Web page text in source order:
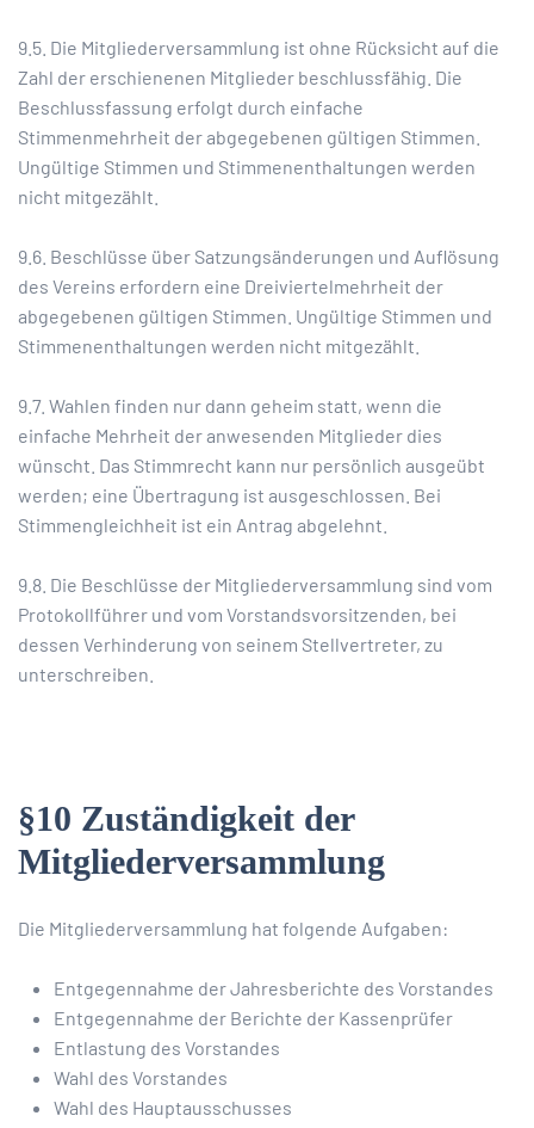
9.5. Die Mitgliederversammlung ist ohne Rücksicht auf die
Zahl der erschienenen Mitglieder beschlussfähig. Die
Beschlussfassung erfolgt durch einfache
Stimmenmehrheit der abgegebenen gültigen Stimmen.
Ungültige Stimmen und Stimmenenthaltungen werden
nicht mitgezählt.
9.6. Beschlüsse über Satzungsänderungen und Auflösung
des Vereins erfordern eine Dreiviertelmehrheit der
abgegebenen gültigen Stimmen. Ungültige Stimmen und
Stimmenenthaltungen werden nicht mitgezählt.
9.7. Wahlen finden nur dann geheim statt, wenn die
einfache Mehrheit der anwesenden Mitglieder dies
wünscht. Das Stimmrecht kann nur persönlich ausgeübt
werden; eine Übertragung ist ausgeschlossen. Bei
Stimmengleichheit ist ein Antrag abgelehnt.
9.8. Die Beschlüsse der Mitgliederversammlung sind vom
Protokollführer und vom Vorstandsvorsitzenden, bei
dessen Verhinderung von seinem Stellvertreter, zu
unterschreiben.
§10 Zuständigkeit der
Mitgliederversammlung
Die Mitgliederversammlung hat folgende Aufgaben:
Entgegennahme der Jahresberichte des Vorstandes
Entgegennahme der Berichte der Kassenprüfer
Entlastung des Vorstandes
Wahl des Vorstandes
Wahl des Hauptausschusses